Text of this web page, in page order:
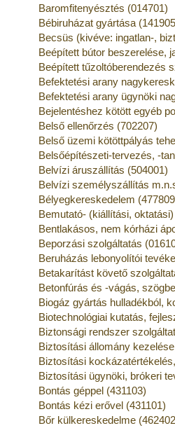
Baromfitenyésztés (014701)
Bébiruházat gyártása
Becsüs (kivéve: ingatlan-,
Beépített bútor beszerelése,
Beépített tűzoltóberendezés
Befektetési arany
Befektetési arany ügynöki
Bejelentéshez kötött egyéb
Belső ellenőrzés (702207)
Belső üzemi kötöttpályás
Belsőépítészeti-tervezés, -
Belvízi áruszállítás (504001)
Belvízi személyszállítás
Bélyegkereskedelem
Bemutató- (kiállítási,
Bentlakásos, nem kórházi
Beporzási szolgáltatás
Beruházás lebonyolítói
Betakarítást követő
Betonfúrás és -vágás,
Biogáz gyártás hulladékból,
Biotechnológiai kutatás,
Biztonsági rendszer
Biztosítási állomány
Biztosítási
Biztosítási ügynöki, brókeri
Bontás géppel (431103)
Bontás kézi erővel (431101)
Bőr külkereskedelme